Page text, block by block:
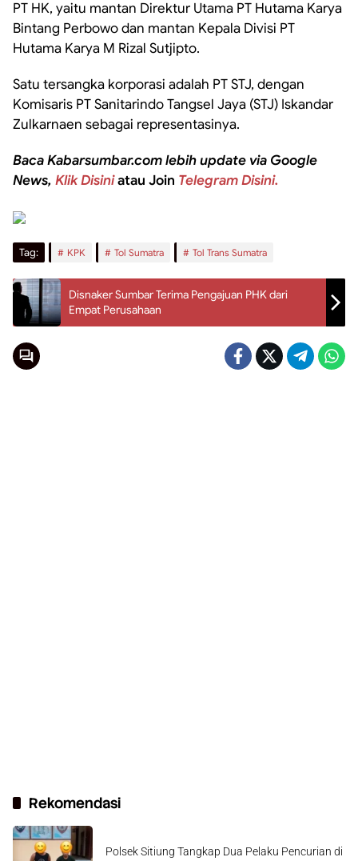
PT HK, yaitu mantan Direktur Utama PT Hutama Karya
Bintang Perbowo dan mantan Kepala Divisi PT
Hutama Karya M Rizal Sutjipto.
Satu tersangka korporasi adalah PT STJ, dengan
Komisaris PT Sanitarindo Tangsel Jaya (STJ) Iskandar
Zulkarnaen sebagai representasinya.
Baca Kabarsumbar.com lebih update via Google
News, Klik Disiniatau Join Telegram Disini.
Tag: KPK Tol Sumatra Tol Trans Sumatra
Disnaker Sumbar Terima Pengajuan PHK dari
Empat Perusahaan
Rekomendasi
Polsek Sitiung Tangkap Dua Pelaku Pencurian di